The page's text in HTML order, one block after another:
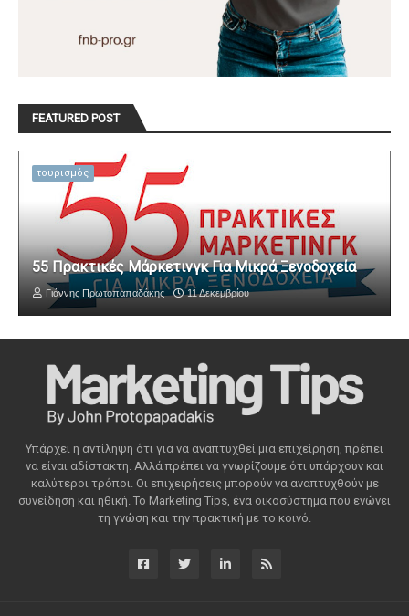
FEATURED POST
τουρισμός
55 Πρακτικές Μάρκετινγκ Για Μικρά Ξενοδοχεία
Γιάννης Πρωτοπαπαδάκης 11 Δεκεμβρίου
Υπάρχει η αντίληψη ότι για να αναπτυχθεί μια επιχείρηση, πρέπει
να είναι αδίστακτη. Αλλά πρέπει να γνωρίζουμε ότι υπάρχουν και
καλύτεροι τρόποι. Οι επιχειρήσεις μπορούν να αναπτυχθούν με
συνείδηση ​​και ηθική. Το Marketing Tips, ένα οικοσύστημα που ενώνει
τη γνώση και την πρακτική με το κοινό.